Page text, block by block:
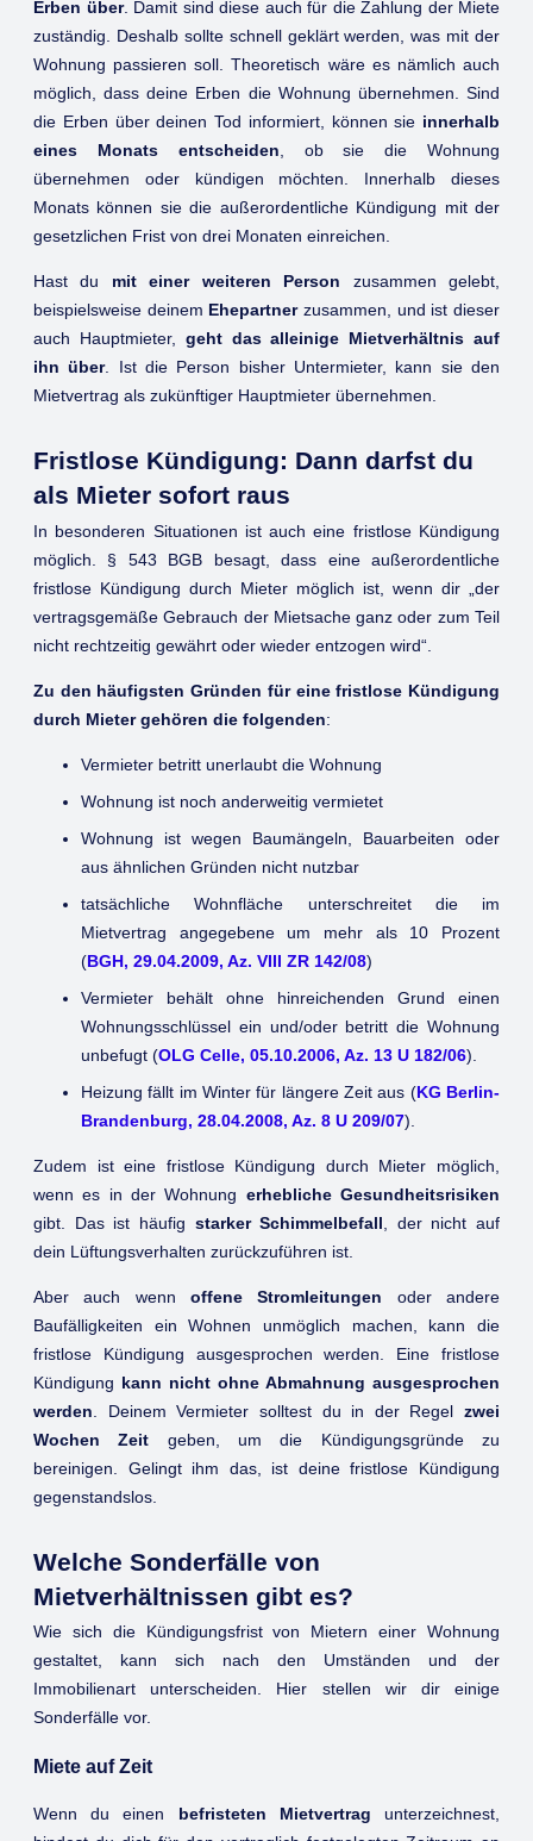
Erben über. Damit sind diese auch für die Zahlung der Miete
zuständig. Deshalb sollte schnell geklärt werden, was mit der
Wohnung passieren soll. Theoretisch wäre es nämlich auch
möglich, dass deine Erben die Wohnung übernehmen. Sind
die Erben über deinen Tod informiert, können sie innerhalb
eines Monats entscheiden, ob sie die Wohnung
übernehmen oder kündigen möchten. Innerhalb dieses
Monats können sie die außerordentliche Kündigung mit der
gesetzlichen Frist von drei Monaten einreichen.
Hast du mit einer weiteren Person zusammen gelebt,
beispielsweise deinem Ehepartnerzusammen, und ist dieser
auch Hauptmieter, geht das alleinige Mietverhältnis auf
ihn über. Ist die Person bisher Untermieter, kann sie den
Mietvertrag als zukünftiger Hauptmieter übernehmen.
Fristlose Kündigung: Dann darfst du
als Mieter sofort raus
In besonderen Situationen ist auch eine fristlose Kündigung
möglich. § 543 BGB besagt, dass eine außerordentliche
fristlose Kündigung durch Mieter möglich ist, wenn dir „der
vertragsgemäße Gebrauch der Mietsache ganz oder zum Teil
nicht rechtzeitig gewährt oder wieder entzogen wird“.
Zu den häufigsten Gründen für eine fristlose Kündigung
durch Mieter gehören die folgenden:
Vermieter betritt unerlaubt die Wohnung
Wohnung ist noch anderweitig vermietet
Wohnung ist wegen Baumängeln, Bauarbeiten oder
aus ähnlichen Gründen nicht nutzbar
tatsächliche Wohnfläche unterschreitet die im
Mietvertrag angegebene um mehr als 10 Prozent
(BGH, 29.04.2009, Az. VIII ZR 142/08)
Vermieter behält ohne hinreichenden Grund einen
Wohnungsschlüssel ein und/oder betritt die Wohnung
unbefugt (OLG Celle, 05.10.2006, Az. 13 U 182/06).
Heizung fällt im Winter für längere Zeit aus (KG Berlin-
Brandenburg, 28.04.2008, Az. 8 U 209/07).
Zudem ist eine fristlose Kündigung durch Mieter möglich,
wenn es in der Wohnung erhebliche Gesundheitsrisiken
gibt. Das ist häufig starker Schimmelbefall , der nicht auf
dein Lüftungsverhalten zurückzuführen ist.
Aber auch wenn offene Stromleitungen oder andere
Baufälligkeiten ein Wohnen unmöglich machen, kann die
fristlose Kündigung ausgesprochen werden. Eine fristlose
Kündigung kann nicht ohne Abmahnung ausgesprochen
werden . Deinem Vermieter solltest du in der Regel zwei
Wochen Zeit geben, um die Kündigungsgründe zu
bereinigen. Gelingt ihm das, ist deine fristlose Kündigung
gegenstandslos.
Welche Sonderfälle von
Mietverhältnissen gibt es?
Wie sich die Kündigungsfrist von Mietern einer Wohnung
gestaltet, kann sich nach den Umständen und der
Immobilienart unterscheiden. Hier stellen wir dir einige
Sonderfälle vor.
Miete auf Zeit
Wenn du einen befristeten Mietvertrag unterzeichnest,